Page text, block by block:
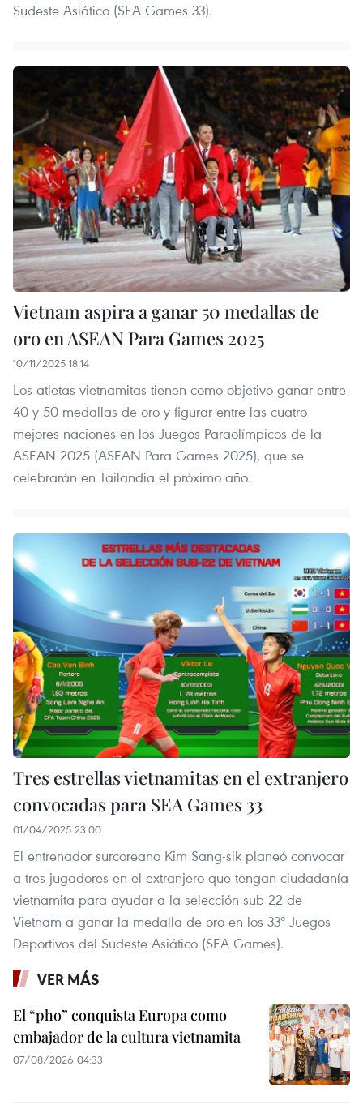
Sudeste Asiático (SEA Games 33).
Vietnam aspira a ganar 50 medallas de
oro en ASEAN Para Games 2025
10/11/2025 18:14
Los atletas vietnamitas tienen como objetivo ganar entre
40 y 50 medallas de oro y figurar entre las cuatro
mejores naciones en los Juegos Paraolímpicos de la
ASEAN 2025 (ASEAN Para Games 2025), que se
celebrarán en Tailandia el próximo año.
Tres estrellas vietnamitas en el extranjero
convocadas para SEA Games 33
01/04/2025 23:00
El entrenador surcoreano Kim Sang-sik planeó convocar
a tres jugadores en el extranjero que tengan ciudadanía
vietnamita para ayudar a la selección sub-22 de
Vietnam a ganar la medalla de oro en los 33º Juegos
Deportivos del Sudeste Asiático (SEA Games).
VER MÁS
El “pho” conquista Europa como
embajador de la cultura vietnamita
07/08/2026 04:33